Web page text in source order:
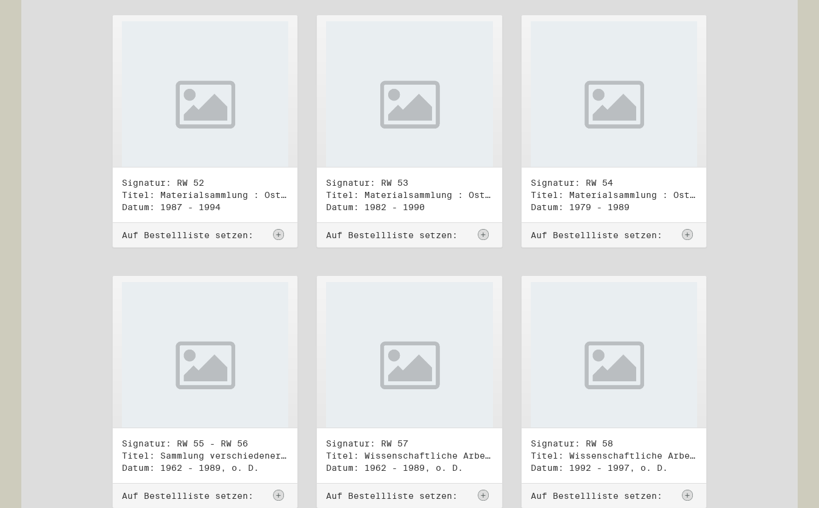
Signatur: RW 52
Titel: Materialsammlung : Osteuropa (1)
Datum: 1987 - 1994
Auf Bestellliste setzen:
Signatur: RW 53
Titel: Materialsammlung : Osteuropa (2)
Datum: 1982 - 1990
Auf Bestellliste setzen:
Signatur: RW 54
Titel: Materialsammlung : Osteuropa (3)
Datum: 1979 - 1989
Auf Bestellliste setzen:
Signatur: RW 55 - RW 56
Titel: Sammlung verschiedener Texte, Reden, Aphorismen, Gedichte, Liedtexte (1) - (2)
Datum: 1962 - 1989, o. D.
Auf Bestellliste setzen:
Signatur: RW 57
Titel: Wissenschaftliche Arbeiten, Studien und Manuskripte Dritter (1)
Datum: 1962 - 1989, o. D.
Auf Bestellliste setzen:
Signatur: RW 58
Titel: Wissenschaftliche Arbeiten, Studien und Manuskripte Dritter (2)
Datum: 1992 - 1997, o. D.
Auf Bestellliste setzen: